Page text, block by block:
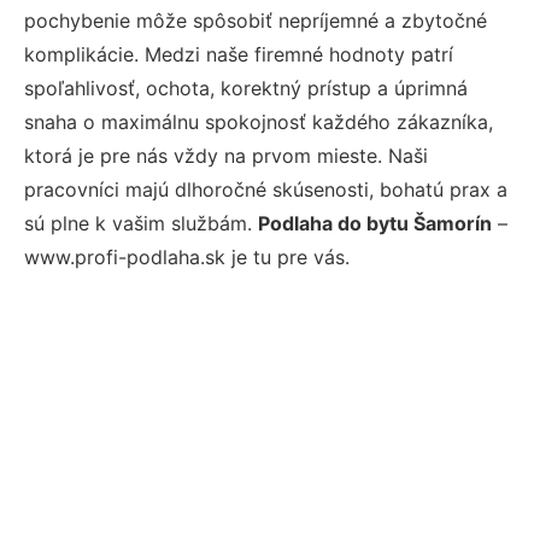
pochybenie môže spôsobiť nepríjemné a zbytočné
komplikácie. Medzi naše firemné hodnoty patrí
spoľahlivosť, ochota, korektný prístup a úprimná
snaha o maximálnu spokojnosť každého zákazníka,
ktorá je pre nás vždy na prvom mieste. Naši
pracovníci majú dlhoročné skúsenosti, bohatú prax a
sú plne k vašim službám. Podlaha do bytu Šamorín –
www.profi-podlaha.sk je tu pre vás.